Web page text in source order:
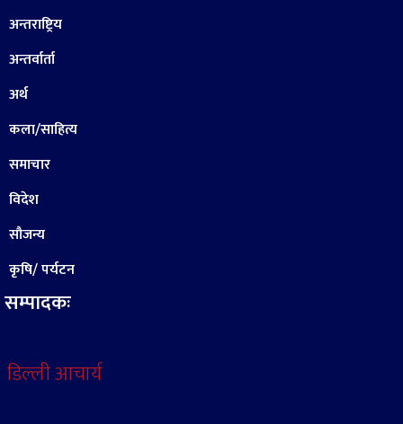
अन्तराष्ट्रिय
अन्तर्वार्ता
अर्थ
कला/साहित्य
समाचार
विदेश
सौजन्य
कृषि/ पर्यटन
सम्पादकः
डिल्ली आचार्य